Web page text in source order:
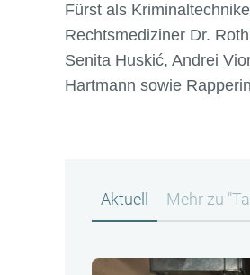
Fürst als
Rechtsmediziner Dr.
Senita Huskić, Andrei
Hartmann sowie
Aktuell Mehr zu